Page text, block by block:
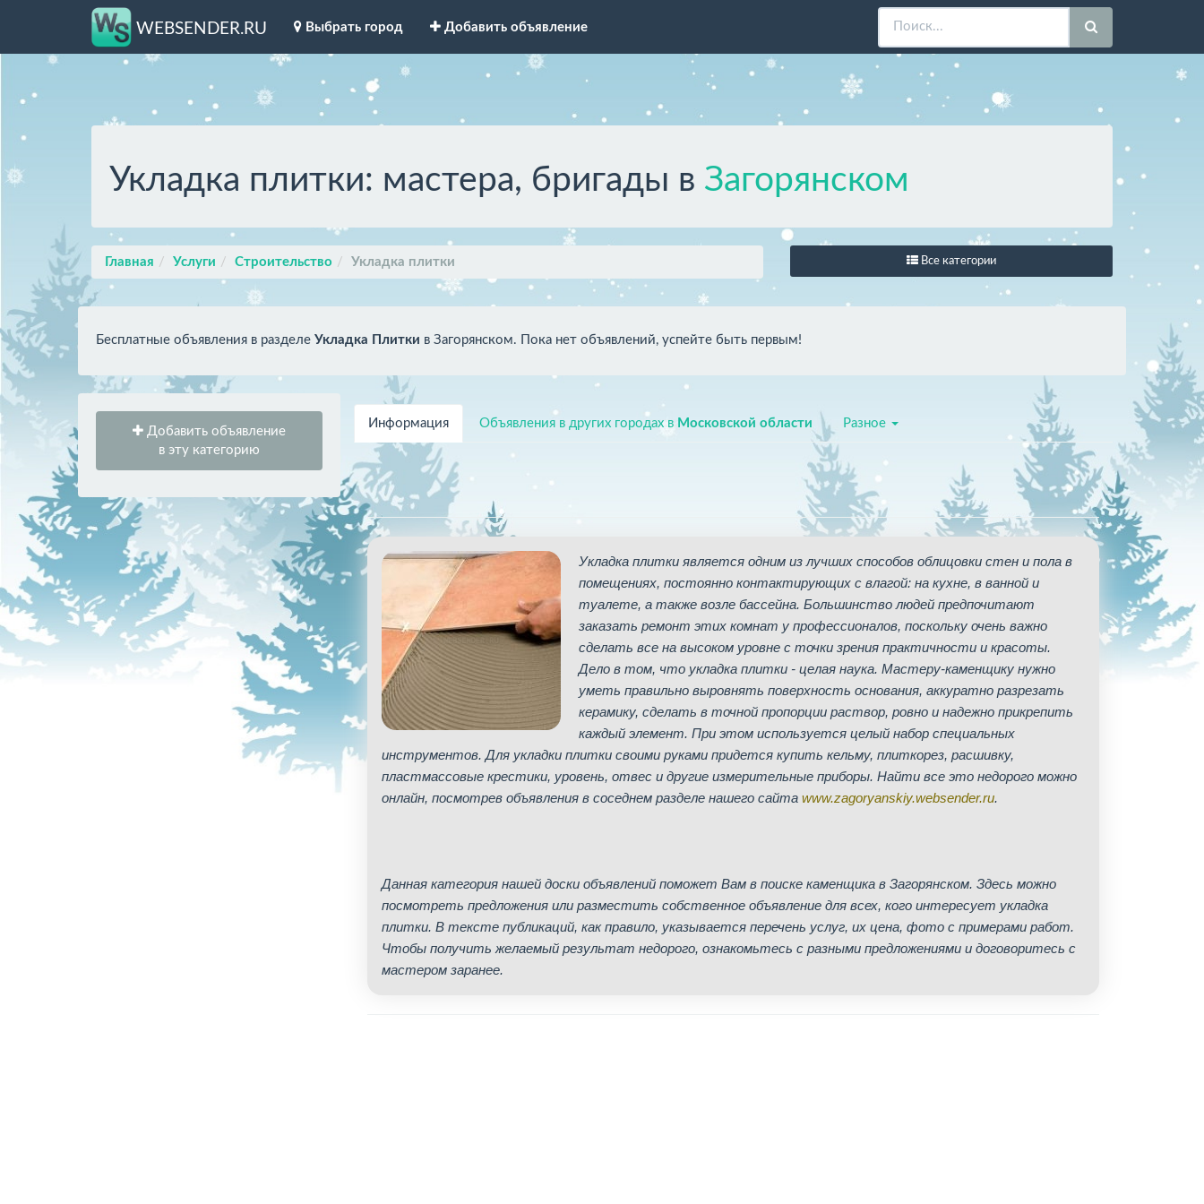
WEBSENDER.RU Выбрать город Добавить объявление
Укладка плитки: мастера, бригады в Загорянском
Главная Услуги Строительство Укладка плитки Все категории
Бесплатные объявления в разделе Укладка Плитки в Загорянском. Пока нет объявлений, успейте быть первым!
Добавить объявление
в эту категорию
Информация Объявления в других городах в Московской области Разное
Укладка плитки является одним из лучших способов облицовки стен и пола в
помещениях, постоянно контактирующих с влагой: на кухне, в ванной и
туалете, а также возле бассейна. Большинство людей предпочитают
заказать ремонт этих комнат у профессионалов, поскольку очень важно
сделать все на высоком уровне с точки зрения практичности и красоты.
Дело в том, что укладка плитки - целая наука. Мастеру-каменщику нужно
уметь правильно выровнять поверхность основания, аккуратно разрезать
керамику, сделать в точной пропорции раствор, ровно и надежно прикрепить
каждый элемент. При этом используется целый набор специальных
инструментов. Для укладки плитки своими руками придется купить кельму, плиткорез, расшивку,
пластмассовые крестики, уровень, отвес и другие измерительные приборы. Найти все это недорого можно
онлайн, посмотрев объявления в соседнем разделе нашего сайтаwww.zagoryanskiy.websender.ru.
Данная категория нашей доски объявлений поможет Вам в поиске каменщика в Загорянском. Здесь можно
посмотреть предложения или разместить собственное объявление для всех, кого интересует укладка
плитки. В тексте публикаций, как правило, указывается перечень услуг, их цена, фото с примерами работ.
Чтобы получить желаемый результат недорого, ознакомьтесь с разными предложениями и договоритесь с
мастером заранее.